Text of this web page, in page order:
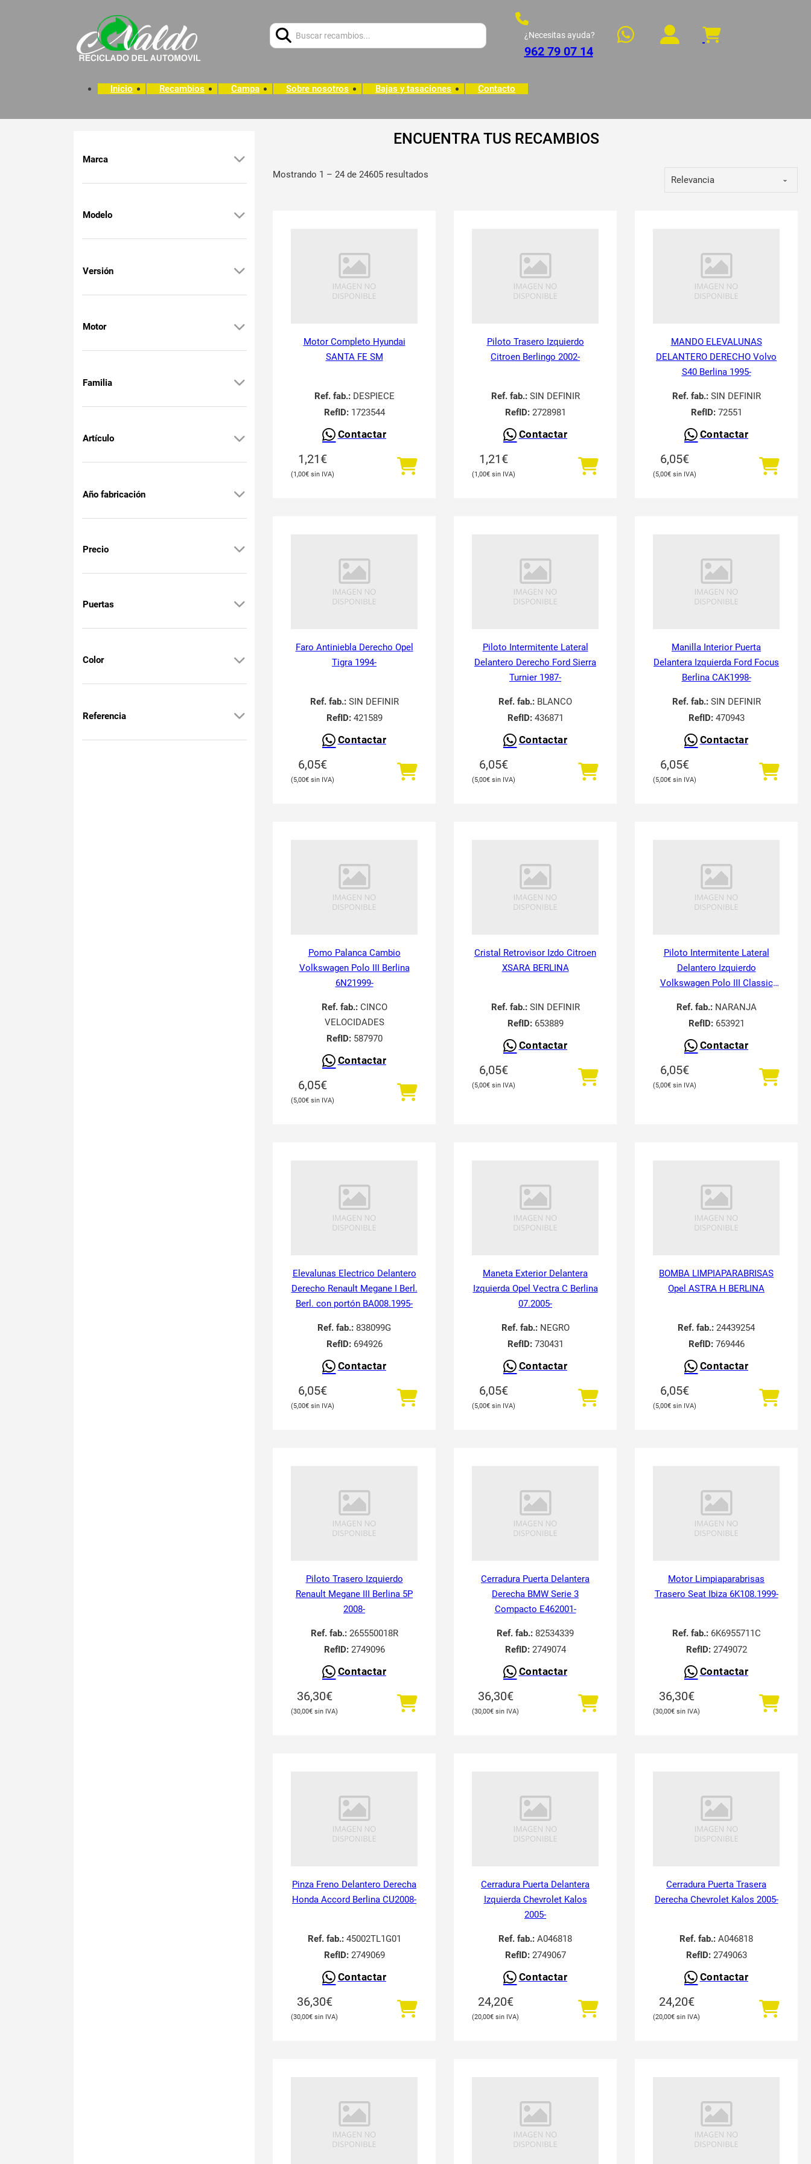
¿Necesitas ayuda?
962 79 07 14
Inicio Recambios Campa Sobre nosotros Bajas y tasaciones Contacto
ENCUENTRA TUS RECAMBIOS
Marca
Modelo
Versión
Motor
Familia
Artículo
Año fabricación
Precio
Puertas
Color
Referencia
Mostrando 1 – 24 de 24605 resultados
Motor Completo Hyundai
SANTA FE SM
Ref. fab.:DESPIECE
RefID:1723544
Contactar
1,21€
1,00€
Piloto Trasero Izquierdo
Citroen Berlingo 2002-
Ref. fab.:SIN DEFINIR
RefID:2728981
Contactar
1,21€
1,00€
MANDO ELEVALUNAS
DELANTERO DERECHO Volvo
S40 Berlina 1995-
Ref. fab.:SIN DEFINIR
RefID:72551
Contactar
6,05€
5,00€
Faro Antiniebla Derecho Opel
Tigra 1994-
Ref. fab.:SIN DEFINIR
RefID:421589
Contactar
6,05€
5,00€
Piloto Intermitente Lateral
Delantero Derecho Ford Sierra
Turnier 1987-
Ref. fab.: BLANCO
RefID:436871
Contactar
6,05€
5,00€
Manilla Interior Puerta
Delantera Izquierda Ford Focus
Berlina CAK1998-
Ref. fab.:SIN DEFINIR
RefID:470943
Contactar
6,05€
5,00€
Pomo Palanca Cambio
Volkswagen Polo III Berlina
6N21999-
Ref. fab.:CINCO
VELOCIDADES
RefID:587970
Contactar
6,05€
5,00€
Cristal Retrovisor Izdo Citroen
XSARA BERLINA
Ref. fab.:SIN DEFINIR
RefID:653889
Contactar
6,05€
5,00€
Piloto Intermitente Lateral
Delantero Izquierdo
Volkswagen Polo III Classic
Ref. fab.:NARANJA
RefID:653921
Contactar
6,05€
5,00€
Elevalunas Electrico Delantero
Derecho Renault Megane I Berl.
Berl. con portón BA008.1995-
Ref. fab.: 838099G
RefID:694926
Contactar
6,05€
5,00€
Maneta Exterior Delantera
Izquierda Opel Vectra C Berlina
07.2005-
Ref. fab.:NEGRO
RefID:730431
Contactar
6,05€
5,00€
BOMBA LIMPIAPARABRISAS
Opel ASTRA H BERLINA
Ref. fab.: 24439254
RefID:769446
Contactar
6,05€
5,00€
Piloto Trasero Izquierdo
Renault Megane III Berlina 5P
2008-
Ref. fab.:265550018R
RefID:2749096
Contactar
36,30€
30,00€
Cerradura Puerta Delantera
Derecha BMW Serie 3
Compacto E462001-
Ref. fab.: 82534339
RefID:2749074
Contactar
36,30€
30,00€
Motor Limpiaparabrisas
Trasero Seat Ibiza 6K108.1999-
Ref. fab.:6K6955711C
RefID:2749072
Contactar
36,30€
30,00€
Pinza Freno Delantero Derecha
Honda Accord Berlina CU2008-
Ref. fab.:45002TL1G01
RefID:2749069
Contactar
36,30€
30,00€
Cerradura Puerta Delantera
Izquierda Chevrolet Kalos
2005-
Ref. fab.: A046818
RefID:2749067
Contactar
24,20€
20,00€
Cerradura Puerta Trasera
Derecha Chevrolet Kalos 2005-
Ref. fab.: A046818
RefID:2749063
Contactar
24,20€
20,00€